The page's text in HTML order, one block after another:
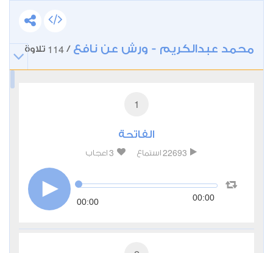
محمد عبدالكريم - ورش عن نافع /
114 تلاوة
1
الفاتحة
22693 استماع 3 اعجاب
00:00 00:00